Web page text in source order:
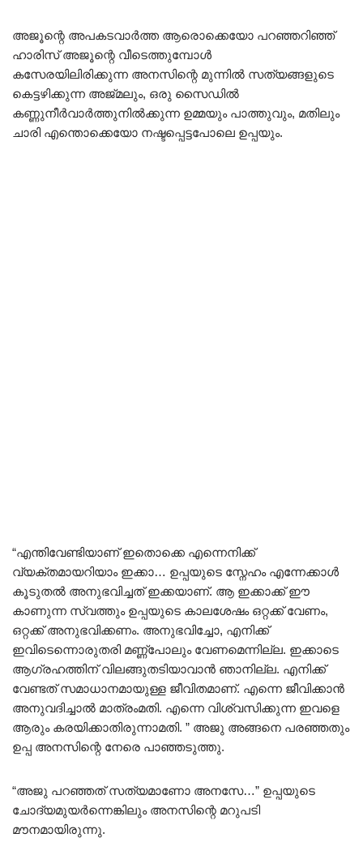
അജൂന്റെ അപകടവാർത്ത ആരൊക്കെയോ പറഞ്ഞറിഞ്ഞ്
ഹാരിസ് അജൂന്റെ വീടെത്തുമ്പോൾ
കസേരയിലിരിക്കുന്ന അനസിന്റെ മുന്നിൽ സത്യങ്ങളുടെ
കെട്ടഴിക്കുന്ന അജ്മലും, ഒരു സൈഡിൽ
കണ്ണുനീർവാർത്തുനിൽക്കുന്ന ഉമ്മയും പാത്തുവും, മതിലും
ചാരി എന്തൊക്കെയോ നഷ്ടപ്പെട്ടപോലെ ഉപ്പയും.
“എന്തിവേണ്ടിയാണ് ഇതൊക്കെ എന്നെനിക്ക്
വ്യക്തമായറിയാം ഇക്കാ… ഉപ്പയുടെ സ്നേഹം എന്നേക്കാൾ
കൂടുതൽ അനുഭവിച്ചത് ഇക്കയാണ്. ആ ഇക്കാക്ക് ഈ
കാണുന്ന സ്വത്തും ഉപ്പയുടെ കാലശേഷം ഒറ്റക്ക് വേണം,
ഒറ്റക്ക് അനുഭവിക്കണം. അനുഭവിച്ചോ, എനിക്ക്
ഇവിടെന്നൊരുതരി മണ്ണ്പോലും വേണമെന്നില്ല. ഇക്കാടെ
ആഗ്രഹത്തിന് വിലങ്ങുതടിയാവാൻ ഞാനില്ല. എനിക്ക്
വേണ്ടത് സമാധാനമായുള്ള ജീവിതമാണ്. എന്നെ ജീവിക്കാൻ
അനുവദിച്ചാൽ മാത്രംമതി. എന്നെ വിശ്വസിക്കുന്ന ഇവളെ
ആരും കരയിക്കാതിരുന്നാമതി. ” അജു അങ്ങനെ പരഞ്ഞതും
ഉപ്പ അനസിന്റെ നേരെ പാഞ്ഞടുത്തു.
“അജു പറഞ്ഞത് സത്യമാണോ അനസേ…” ഉപ്പയുടെ
ചോദ്യമുയർന്നെങ്കിലും അനസിന്റെ മറുപടി
മൗനമായിരുന്നു.